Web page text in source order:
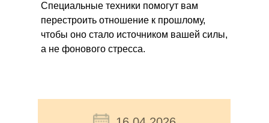
Специальные техники помогут вам
перестроить отношение к прошлому,
чтобы оно стало источником вашей силы,
а не фонового стресса.